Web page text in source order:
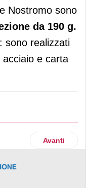
Nostromo sono
da 190 g.
sono realizzati
e carta
la lineaArticolo
Avanti